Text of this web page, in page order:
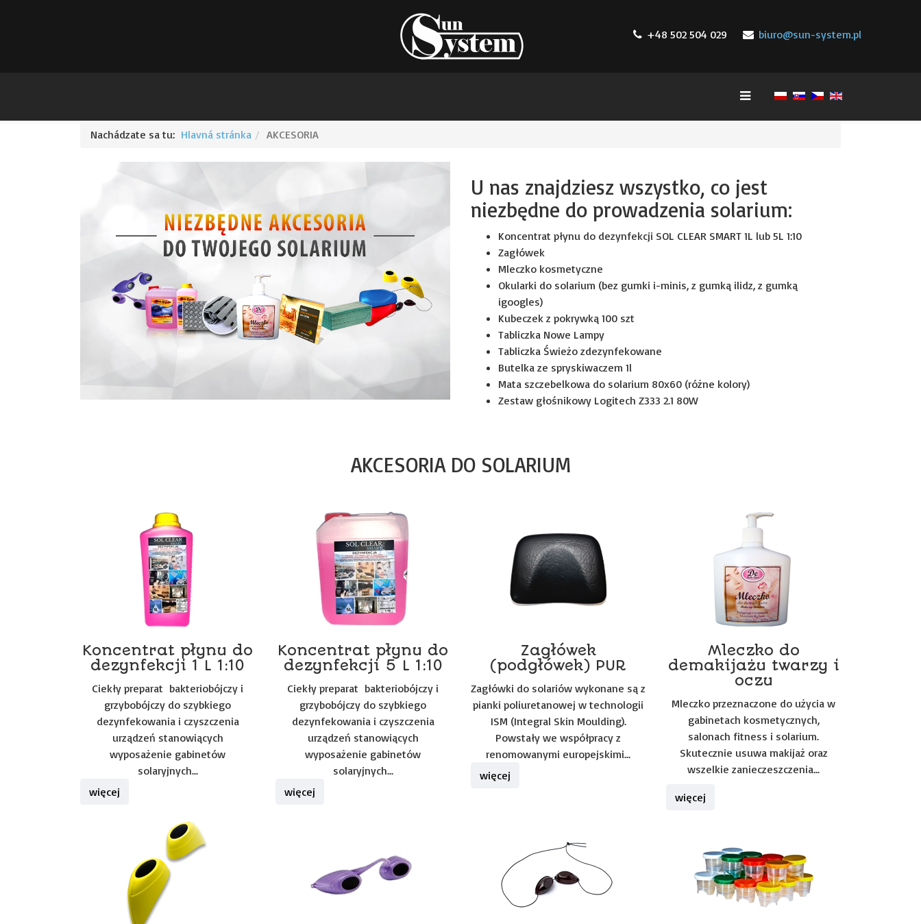
+48 502 504 029 biuro@sun-system.pl
Nachádzate sa tu: Hlavná stránka AKCESORIA
U nas znajdziesz wszystko, co jest
niezbędne do prowadzenia solarium:
Koncentrat płynu do dezynfekcji SOL CLEAR SMART 1L lub 5L 1:10
Zagłówek
Mleczko kosmetyczne
Okularki do solarium (bez gumki i-minis, z gumką ilidz, z gumką
igoogles)
Kubeczek z pokrywką 100 szt
Tabliczka Nowe Lampy
Tabliczka Świeżo zdezynfekowane
Butelka ze spryskiwaczem 1l
Mata szczebelkowa do solarium 80x60 (różne kolory)
Zestaw głośnikowy Logitech Z333 2.1 80W
AKCESORIA DO SOLARIUM
Koncentrat płynu do
dezynfekcji 1 L 1:10
Ciekły preparat bakteriobójczy i
grzybobójczy do szybkiego
dezynfekowania i czyszczenia
urządzeń stanowiących
wyposażenie gabinetów
solaryjnych...
więcej
Koncentrat płynu do
dezynfekcji 5 L 1:10
Ciekły preparat bakteriobójczy i
grzybobójczy do szybkiego
dezynfekowania i czyszczenia
urządzeń stanowiących
wyposażenie gabinetów
solaryjnych...
więcej
Zagłówek
(podgłówek) PUR
Zagłówki do solariów wykonane są z
pianki poliuretanowej w technologii
ISM (Integral Skin Moulding).
Powstały we współpracy z
renomowanymi europejskimi...
więcej
Mleczko do
demakijażu twarzy i
oczu
Mleczko przeznaczone do użycia w
gabinetach kosmetycznych,
salonach fitness i solarium.
Skutecznie usuwa makijaż oraz
wszelkie zanieczeszczenia...
więcej